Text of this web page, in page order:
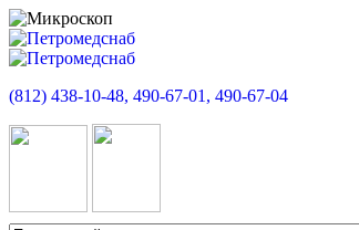
(812) 438-10-48, 490-67-01, 490-67-04